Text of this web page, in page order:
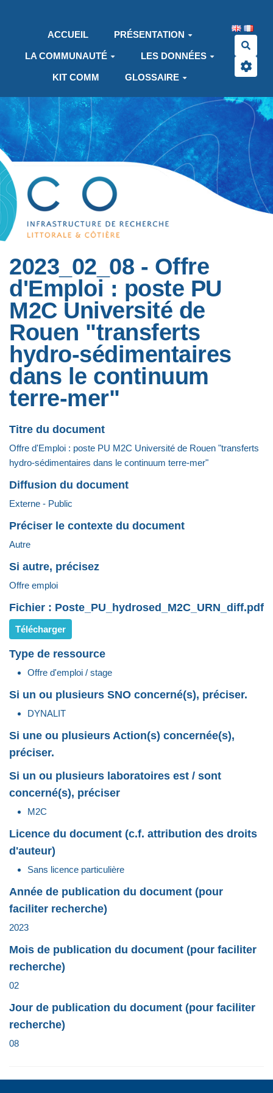
ACCUEIL
PRÉSENTATION
LA COMMUNAUTÉ LES DONNÉES
KIT COMM GLOSSAIRE
2023_02_08 - Offre
d'Emploi : poste PU
M2C Université de
Rouen "transferts
hydro-sédimentaires
dans le continuum
terre-mer"
Titre du document
Offre d'Emploi : poste PU M2C Université de Rouen "transferts
hydro-sédimentaires dans le continuum terre-mer"
Diffusion du document
Externe - Public
Préciser le contexte du document
Autre
Si autre, précisez
Offre emploi
Fichier : Poste_PU_hydrosed_M2C_URN_diff.pdf
Télécharger
Type de ressource
Offre d'emploi / stage
Si un ou plusieurs SNO concerné(s), préciser.
DYNALIT
Si une ou plusieurs Action(s) concernée(s),
préciser.
Si un ou plusieurs laboratoires est / sont
concerné(s), préciser
M2C
Licence du document (c.f. attribution des droits
d'auteur)
Sans licence particulière
Année de publication du document (pour
faciliter recherche)
2023
Mois de publication du document (pour faciliter
recherche)
02
Jour de publication du document (pour faciliter
recherche)
08